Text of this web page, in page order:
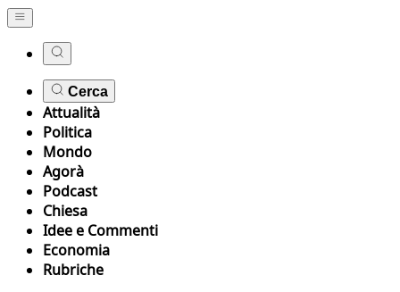
Cerca
Attualità
Politica
Mondo
Agorà
Podcast
Chiesa
Idee e Commenti
Economia
Rubriche